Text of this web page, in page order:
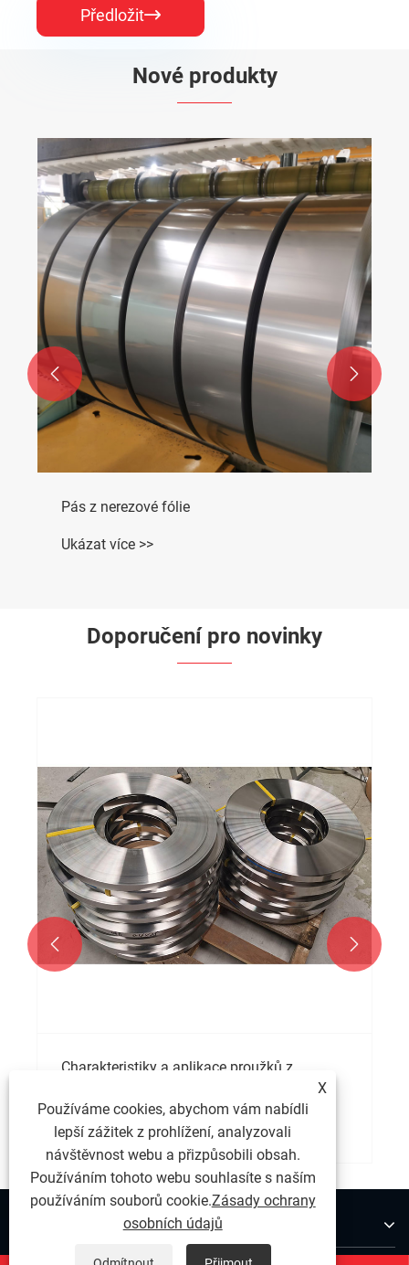
Předložit
Nové produkty
Pás z nerezové fólie
Ukázat více >>
 
Doporučení pro novinky
Charakteristiky a aplikace proužků z
Ukázat více >>
 
X
Používáme cookies, abychom vám nabídli
lepší zážitek z prohlížení, analyzovali
návštěvnost webu a přizpůsobili obsah.
Používáním tohoto webu souhlasíte s naším
používáním souborů cookie.Zásady ochrany
osobních údajů